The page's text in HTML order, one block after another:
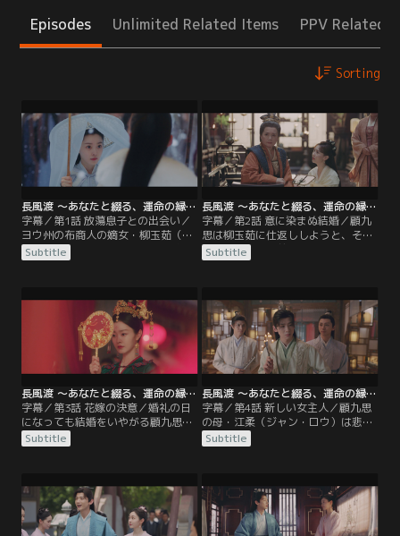
Episodes Unlimited Related Items PPV Related
Sorting
長風渡 ～あなたと綴る、運命の縁～ 第01話／字幕
字幕／第1話 放蕩息子との出会い／
ヨウ州の布商人の嫡女・柳玉茹（リ
ウ・ユールー）は病弱の母・蘇婉
（スー・ワン）の薬を買うため自分
家の一人息子・顧九思（グー・ジウ
スー）に売り渡されていた。柳玉茹
は皮衣を取り返そうと、会ったこと
もない顧九思に直談判しに行くが、
九思は柳玉茹をからかい…。
Subtitle
長風渡 ～あなたと綴る、運命の縁～ 第02話／字幕
字幕／第2話 意に染まぬ結婚／顧九
思は柳玉茹に仕返ししようと、その
気もないのに人前で玉茹を絶対に娶
るとうそぶく。その話を本気にした
ようと、急いで柳家に結婚の申し入
れをする。柳玉茹は想い人である葉
世安（イエ・シーアン）との結婚を
約束してくれた葉家の女主人・梁青
玉（リャン・チンユー）に…。
Subtitle
長風渡 ～あなたと綴る、運命の縁～ 第03話／字幕
字幕／第3話 花嫁の決意／婚礼の日
になっても結婚をいやがる顧九思は
ぎりぎりまで逃げ回るが、ついにあ
る決意をして婚儀を無事に終わらせ
室・張月児（チャン・ユエアル）
が、主だった結納品がすべて柳玉茹
の名義になっていることに不満をあ
Subtitle
長風渡 ～あなたと綴る、運命の縁～ 第04話／字幕
字幕／第4話 新しい女主人／顧九思
の母・江柔（ジャン・ロウ）は悲し
みに沈む柳玉茹を励まし、気分転換
にと顧家の店舗を案内する。顧家の
っていることを詫び、息子のしつけ
を柳玉茹に委ねる。理解ある義両親
の言葉に勇気づけられた柳玉茹は、
Subtitle